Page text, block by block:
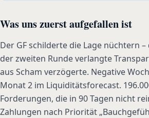
Was uns zuerst aufgefallen ist
Der GF schilderte die Lage nüchtern
der zweiten Runde verlangte
aus Scham verzögerte. Negative
Monat 2 im Liquiditätsforecast.
Forderungen, die in 90 Tagen nicht
Zahlungen nach Priorität